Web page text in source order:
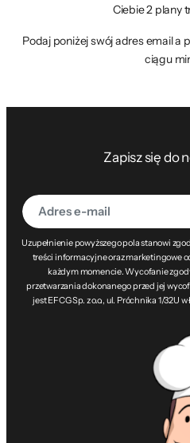
Ciebie 2 plany
Podaj poniżej swój adres email a
ciągu
Zapisz się do
Uzupełnienie powyższego pola stanowi
treści informacyjne oraz marketingowe
każdym momencie. Wycofanie
przetwarzania dokonanego przed jej
jest EFCG Sp. z o.o., ul. Próchnika 1/32U